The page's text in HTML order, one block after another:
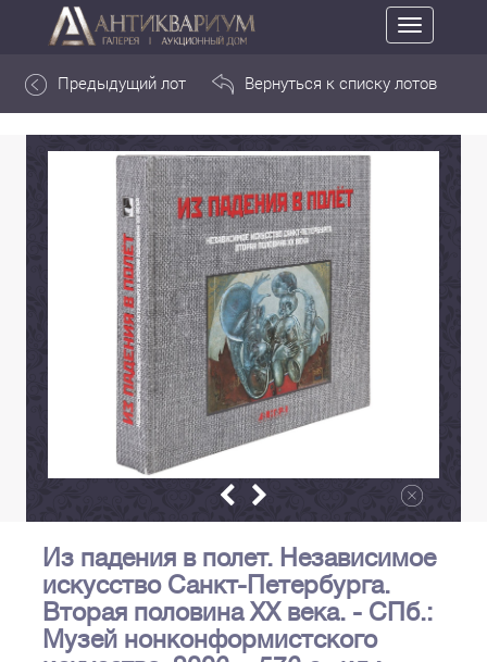
Toggle
navigation
Предыдущий лот Вернуться к списку лотов
Из падения в полет. Независимое
искусство Санкт-Петербурга.
Вторая половина XX века. - СПб.:
Музей нонконформистского